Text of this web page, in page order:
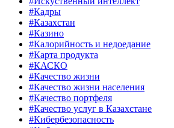
#Кадры
#Казахстан
#Казино
#Калорийность и недоедание
#Карта продукта
#КАСКО
#Качество жизни
#Качество жизни населения
#Качество портфеля
#Качество услуг в Казахстане
#Кибербезопасность